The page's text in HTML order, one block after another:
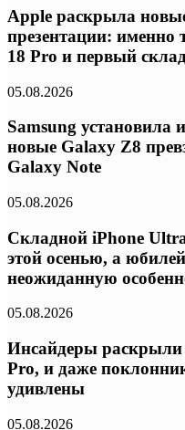
Apple раскрыла
презентации: именно
18 Pro и первый
05.08.2026
Samsung установила
новые Galaxy Z8
Galaxy Note
05.08.2026
Складной iPhone
этой осенью, а
неожиданную
05.08.2026
Инсайдеры
Pro, и даже
удивлены
05.08.2026